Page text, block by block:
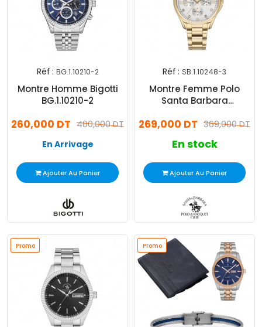
Réf : BG.1.10210-2
Montre Homme Bigotti
BG.1.10210-2
400,000 DT
260,000 DT
En Arrivage
Ajouter Au Panier
Réf : SB.1.10248-3
Montre Femme Polo
Santa Barbara
369,000 DT
269,000 DT
En stock
Ajouter Au Panier
Promo
Promo Promo
Promo